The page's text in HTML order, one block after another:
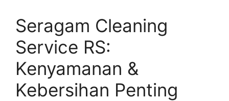
Seragam Cleaning
Service RS:
Kenyamanan &
Kebersihan Penting